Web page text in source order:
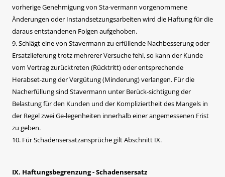
vorherige Genehmigung von Sta-vermann vorgenommene
Änderungen oder Instandsetzungsarbeiten wird die Haftung für die
daraus entstandenen Folgen aufgehoben.
9. Schlägt eine von Stavermann zu erfüllende Nachbesserung oder
Ersatzlieferung trotz mehrerer Versuche fehl, so kann der Kunde
vom Vertrag zurücktreten (Rücktritt) oder entsprechende
Herabset-zung der Vergütung (Minderung) verlangen. Für die
Nacherfüllung sind Stavermann unter Berück-sichtigung der
Belastung für den Kunden und der Kompliziertheit des Mangels in
der Regel zwei Ge-legenheiten innerhalb einer angemessenen Frist
zu geben.
10. Für Schadensersatzansprüche gilt Abschnitt IX.
IX. Haftungsbegrenzung - Schadensersatz